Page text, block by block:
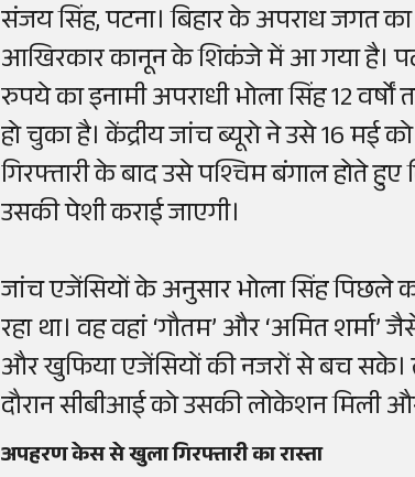
संजय सिंह, पटना। बिहार के अपराध जगत
आखिरकार कानून के शिकंजे में आ गया है।
रुपये का इनामी अपराधी भोला सिंह 12
हो चुका है। केंद्रीय जांच ब्यूरो ने उसे 16 मई
गिरफ्तारी के बाद उसे पश्चिम बंगाल होते हुए
उसकी पेशी कराई जाएगी।
जांच एजेंसियों के अनुसार भोला सिंह पिछले
रहा था। वह वहां ‘गौतम’ और ‘अमित
और खुफिया एजेंसियों की नजरों से बच
दौरान सीबीआई को उसकी लोकेशन मिली
अपहरण केस से खुला गिरफ्तारी का रास्ता